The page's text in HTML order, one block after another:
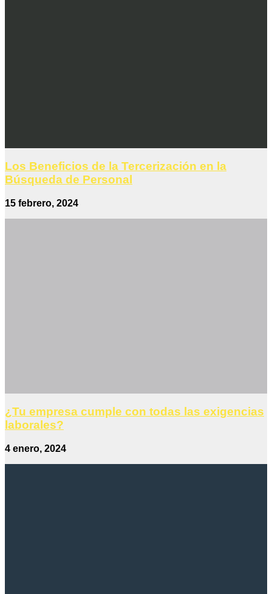
Los Beneficios de la Tercerización en la
Búsqueda de Personal
15 febrero, 2024
¿Tu empresa cumple con todas las exigencias
laborales?
4 enero, 2024